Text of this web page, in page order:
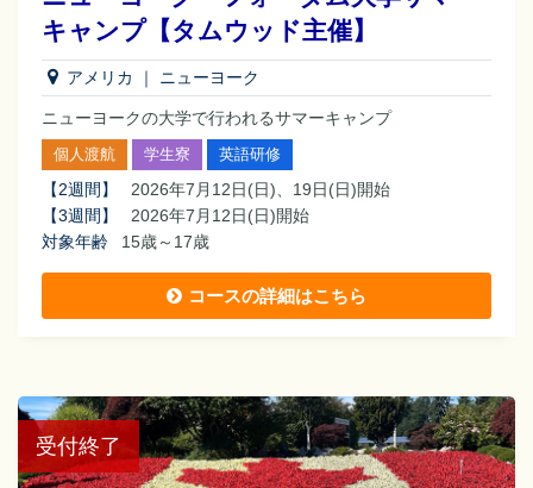
キャンプ【タムウッド主催】
アメリカ ｜ ニューヨーク
ニューヨークの大学で行われるサマーキャンプ
個人渡航 学生寮 英語研修
【2週間 】
2026年7月12日(日)、19日(日)開始
【3週間 】
2026年7月12日(日)開始
対象年齢
15歳～17歳
コースの詳細はこちら
受付終了